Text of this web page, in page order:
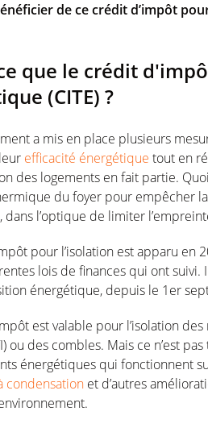
de ce crédit d’impôt
que le crédit
(CITE) ?
a mis en place plusieurs
efficacité énergétique tout en
des logements en fait partie.
du foyer pour empêcher
dans l’optique de limiter
pour l’isolation est apparu en
lois de finances qui ont suivi.
énergétique, depuis le 1er
est valable pour l’isolation
ou des combles. Mais ce n’est
énergétiques qui fonctionnent
condensation et d’autres